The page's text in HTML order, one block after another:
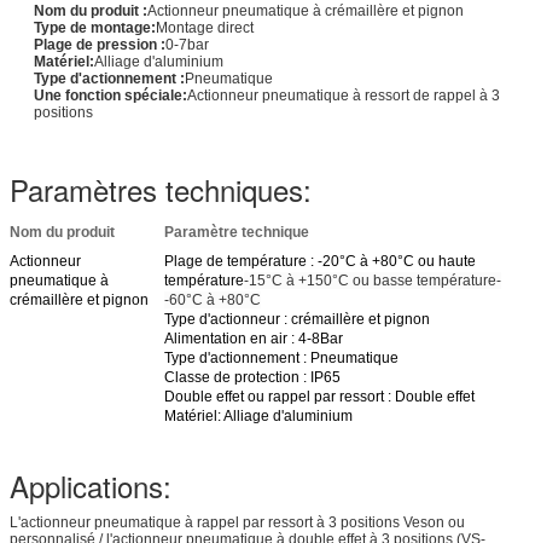
Nom du produit :Actionneur pneumatique à crémaillère et pignon
Type de montage:Montage direct
Plage de pression :0-7bar
Matériel:Alliage d'aluminium
Type d'actionnement :Pneumatique
Une fonction spéciale:Actionneur pneumatique à ressort de rappel à 3
positions
Paramètres techniques:
Nom du produit
Paramètre technique
Actionneur
pneumatique à
crémaillère et pignon
Plage de température : -20°C à +80°C ou haute
température-15°C à +150°C ou basse température-
-60°C à +80°C
Type d'actionneur : crémaillère et pignon
Alimentation en air : 4-8Bar
Type d'actionnement : Pneumatique
Classe de protection : IP65
Double effet ou rappel par ressort : Double effet
Matériel: Alliage d'aluminium
Applications:
L'actionneur pneumatique à rappel par ressort à 3 positions Veson ou
personnalisé / l'actionneur pneumatique à double effet à 3 positions (VS-